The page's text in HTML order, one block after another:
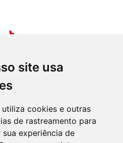
site usa
utiliza cookies e outras
de rastreamento para
sua experiência de
DO SUL